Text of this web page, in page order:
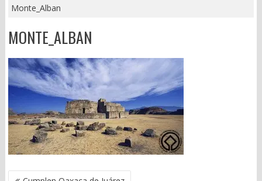
Monte_Alban
MONTE_ALBAN
NAVEGACIÓN